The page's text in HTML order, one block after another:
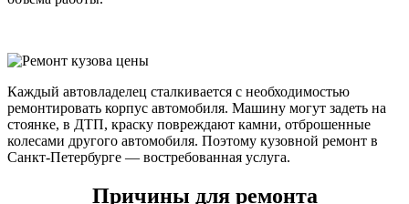
Каждый автовладелец сталкивается с необходимостью
ремонтировать корпус автомобиля. Машину могут задеть на
стоянке, в ДТП, краску повреждают камни, отброшенные
колесами другого автомобиля. Поэтому кузовной ремонт в
Санкт-Петербурге — востребованная услуга.
Причины для ремонта